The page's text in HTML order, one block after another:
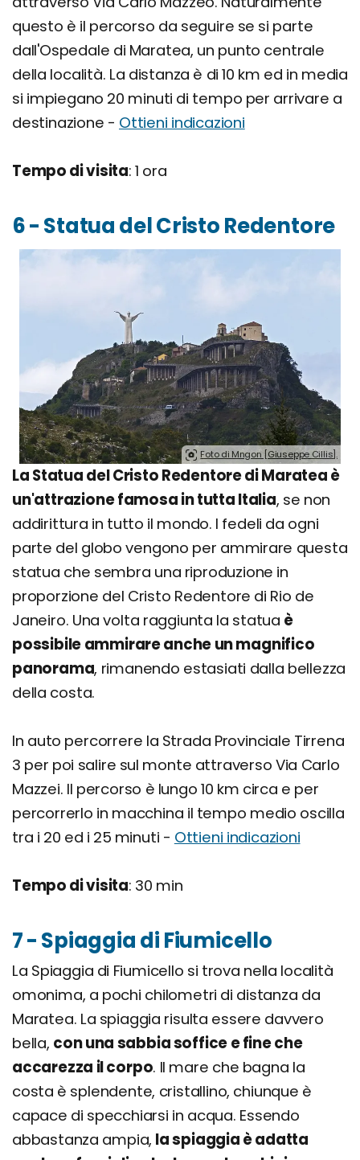
questo è il percorso da seguire se si parte
dall'Ospedale di Maratea, un punto centrale
della località. La distanza è di 10 km ed in media
si impiegano 20 minuti di tempo per arrivare a
destinazione - Ottieni indicazioni
Tempo di visita: 1 ora
6 - Statua del Cristo Redentore
Foto di Mngon [Giuseppe Cillis].
La Statua del Cristo Redentore di Maratea è
un'attrazione famosa in tutta Italia, se non
addirittura in tutto il mondo. I fedeli da ogni
parte del globo vengono per ammirare questa
statua che sembra una riproduzione in
proporzione del Cristo Redentore di Rio de
Janeiro. Una volta raggiunta la statua è
possibile ammirare anche un magnifico
panorama, rimanendo estasiati dalla bellezza
della costa.
In auto percorrere la Strada Provinciale Tirrena
3 per poi salire sul monte attraverso Via Carlo
Mazzei. Il percorso è lungo 10 km circa e per
percorrerlo in macchina il tempo medio oscilla
tra i 20 ed i 25 minuti - Ottieni indicazioni
Tempo di visita: 30 min
7 - Spiaggia di Fiumicello
La Spiaggia di Fiumicello si trova nella località
omonima, a pochi chilometri di distanza da
Maratea. La spiaggia risulta essere davvero
bella, con una sabbia soffice e fine che
accarezza il corpo. Il mare che bagna la
costa è splendente, cristallino, chiunque è
capace di specchiarsi in acqua. Essendo
abbastanza ampia, la spiaggia è adatta